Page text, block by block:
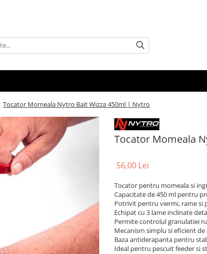
Tocator Momeala Nytro Bait Wizza 450ml | Nytro
Tocator Momeala
56,00 Lei
Tocator pentru momeala si
Capacitate de 450 ml pentru
Potrivit pentru viermi, rame si
Echipat cu 3 lame inclinate
Permite controlul granulatiei
Mecanism simplu si eficient
Baza antiderapanta pentru
Ideal pentru pescuit feeder si